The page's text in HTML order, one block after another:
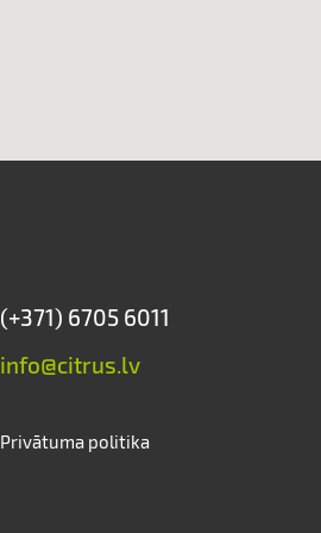
(+371) 6705 6011
info@citrus.lv
Privātuma politika